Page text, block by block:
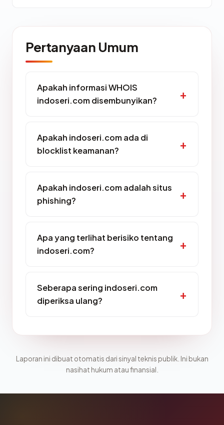
Pertanyaan Umum
Apakah informasi WHOIS
indoseri.com disembunyikan?
Apakah indoseri.com ada di
blocklist keamanan?
Apakah indoseri.com adalah situs
phishing?
Apa yang terlihat berisiko tentang
indoseri.com?
Seberapa sering indoseri.com
diperiksa ulang?
Laporan ini dibuat otomatis dari sinyal teknis publik. Ini bukan
nasihat hukum atau finansial.